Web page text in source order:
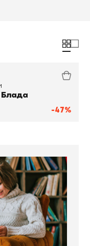
-47%
Блада